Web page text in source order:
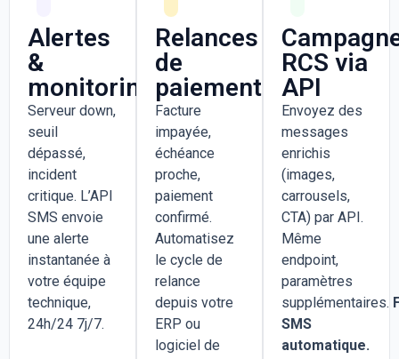
Alertes
&
monitoring
Serveur down,
seuil
dépassé,
incident
critique. L’API
SMS envoie
une alerte
instantanée à
votre équipe
technique,
24h/24 7j/7.
Relances
de
paiement
Facture
impayée,
échéance
proche,
paiement
confirmé.
Automatisez
le cycle de
relance
depuis votre
ERP ou
logiciel de
RCS via
API
Envoyez des
messages
enrichis
(images,
carrousels,
CTA) par API.
Même
endpoint,
paramètres
supplémentaires.
SMS
automatique.